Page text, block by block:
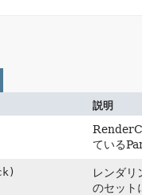
説明
ている
レンダリ
のセット